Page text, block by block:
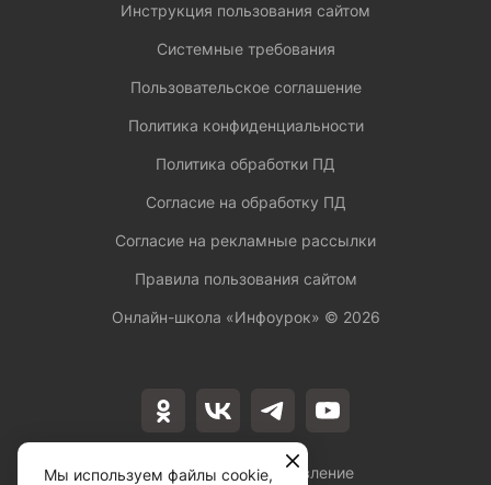
Лицензия на осуществление
Инструкция пользования сайтом
Системные требования
Пользовательское соглашение
Политика конфиденциальности
Политика обработки ПД
Согласие на обработку ПД
Согласие на рекламные рассылки
Правила пользования сайтом
Онлайн-школа «Инфоурок» © 2026
Мы используем файлы cookie,